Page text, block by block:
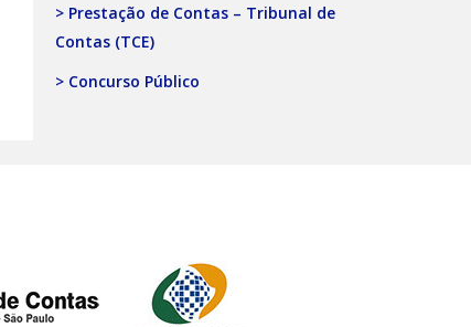
> Prestação de Contas – Tribunal de
Contas (TCE)
> Concurso Público